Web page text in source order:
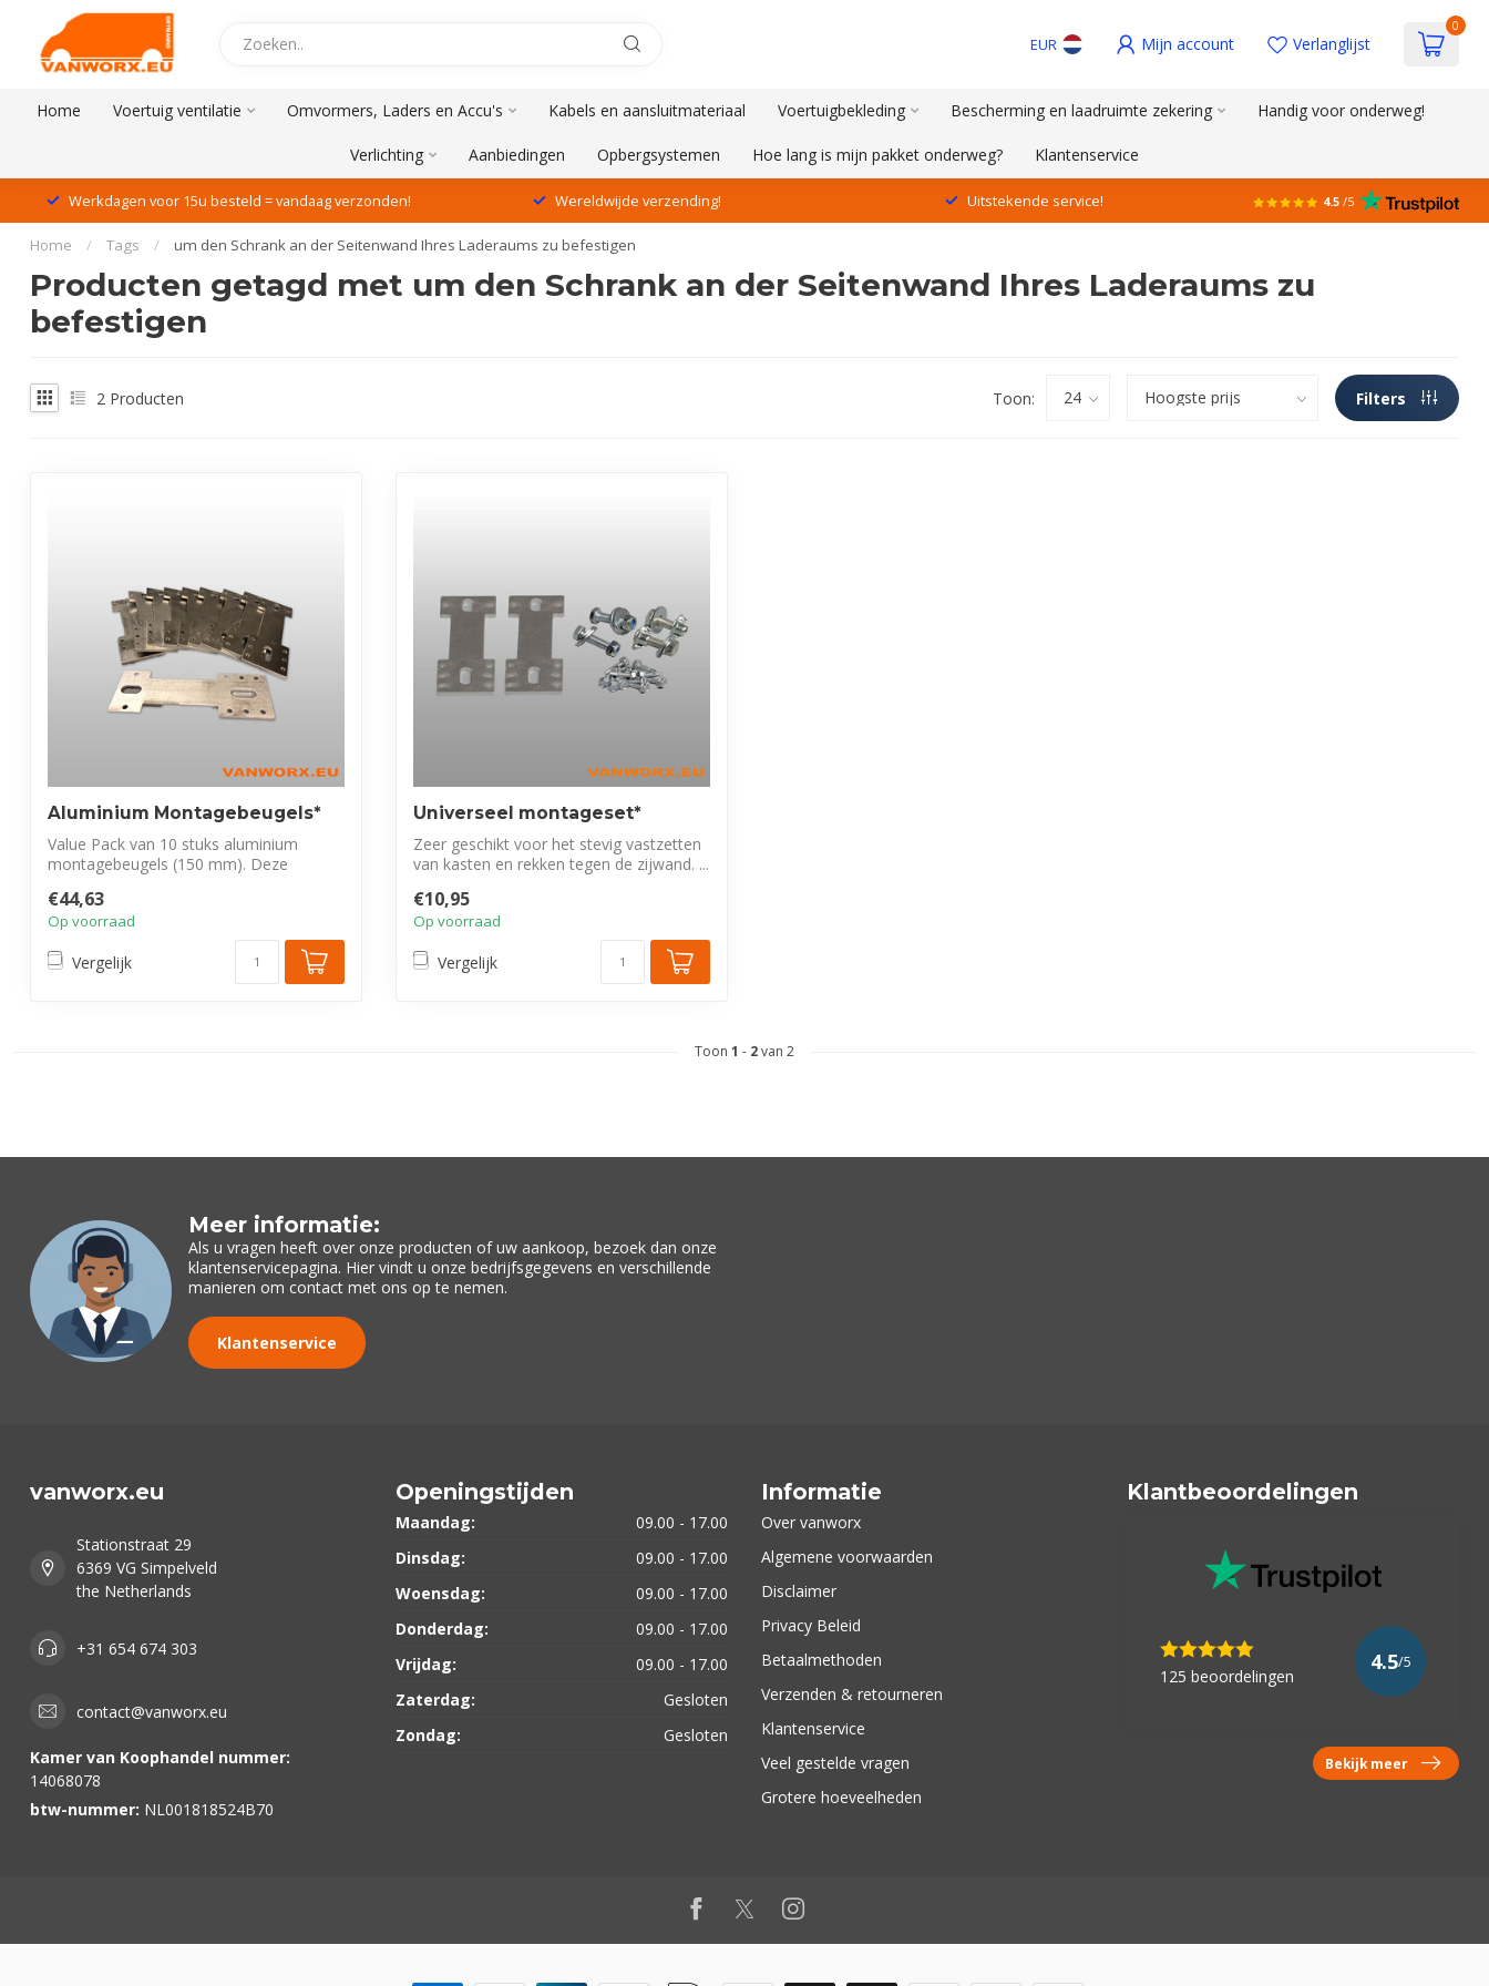
EUR Mijn account Verlanglijst
0
Home Voertuig ventilatie Omvormers, Laders en Accu's Kabels en aansluitmateriaal Voertuigbekleding Bescherming en laadruimte zekering Handig voor onderweg!
Verlichting Aanbiedingen Opbergsystemen Hoe lang is mijn pakket onderweg? Klantenservice
Werkdagen voor 15u besteld = vandaag verzonden! Wereldwijde verzending! Uitstekende service! 4.5 /5
Home / Tags / um den Schrank an der Seitenwand Ihres Laderaums zu befestigen
Producten getagd met um den Schrank an der Seitenwand Ihres Laderaums zu
befestigen
2 Producten Toon: Filters
Aluminium Montagebeugels*
Value Pack van 10 stuks aluminium
montagebeugels (150 mm). Deze
€44,63
Op voorraad
Vergelijk
Universeel montageset*
Zeer geschikt voor het stevig vastzetten
van kasten en rekken tegen de zijwand. ...
€10,95
Op voorraad
Vergelijk
Toon 1 - 2van 2
Meer informatie:
Als u vragen heeft over onze producten of uw aankoop, bezoek dan onze
klantenservicepagina. Hier vindt u onze bedrijfsgegevens en verschillende
manieren om contact met ons op te nemen.
Klantenservice
vanworx.eu
Stationstraat 29
6369 VG Simpelveld
the Netherlands
+31 654 674 303
contact@vanworx.eu
Kamer van Koophandel nummer:
14068078
btw-nummer: NL001818524B70
Openingstijden
Maandag:
09.00 - 17.00
Dinsdag:
09.00 - 17.00
Woensdag:
09.00 - 17.00
Donderdag:
09.00 - 17.00
Vrijdag:
09.00 - 17.00
Zaterdag:
Gesloten
Zondag:
Gesloten
Informatie
Over vanworx
Algemene voorwaarden
Disclaimer
Privacy Beleid
Betaalmethoden
Verzenden & retourneren
Klantenservice
Veel gestelde vragen
Grotere hoeveelheden
Klantbeoordelingen
125 beoordelingen
4.5/5
Bekijk meer